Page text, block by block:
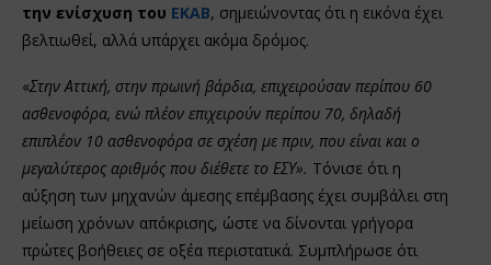
την ενίσχυση του ΕΚΑΒ, σημειώνοντας ότι η εικόνα έχει
βελτιωθεί, αλλά υπάρχει ακόμα δρόμος.
«Στην Αττική, στην πρωινή βάρδια, επιχειρούσαν περίπου 60
ασθενοφόρα, ενώ πλέον επιχειρούν περίπου 70, δηλαδή
επιπλέον 10 ασθενοφόρα σε σχέση με πριν, που είναι και ο
μεγαλύτερος αριθμός που διέθετε το ΕΣΥ». Τόνισε ότι η
αύξηση των μηχανών άμεσης επέμβασης έχει συμβάλει στη
μείωση χρόνων απόκρισης, ώστε να δίνονται γρήγορα
πρώτες βοήθειες σε οξέα περιστατικά. Συμπλήρωσε ότι